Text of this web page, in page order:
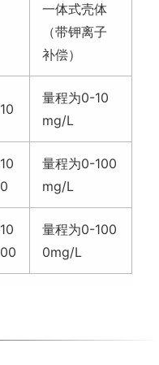
一体式壳体
（带钾离子
补偿）
10
量程为0-10
mg/L
10
0
量程为0-100
mg/L
10
00
量程为0-100
0mg/L